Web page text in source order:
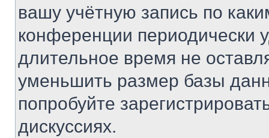
вашу учётную запись по
конференции периодически
длительное время не
уменьшить размер базы
попробуйте
дискуссиях.